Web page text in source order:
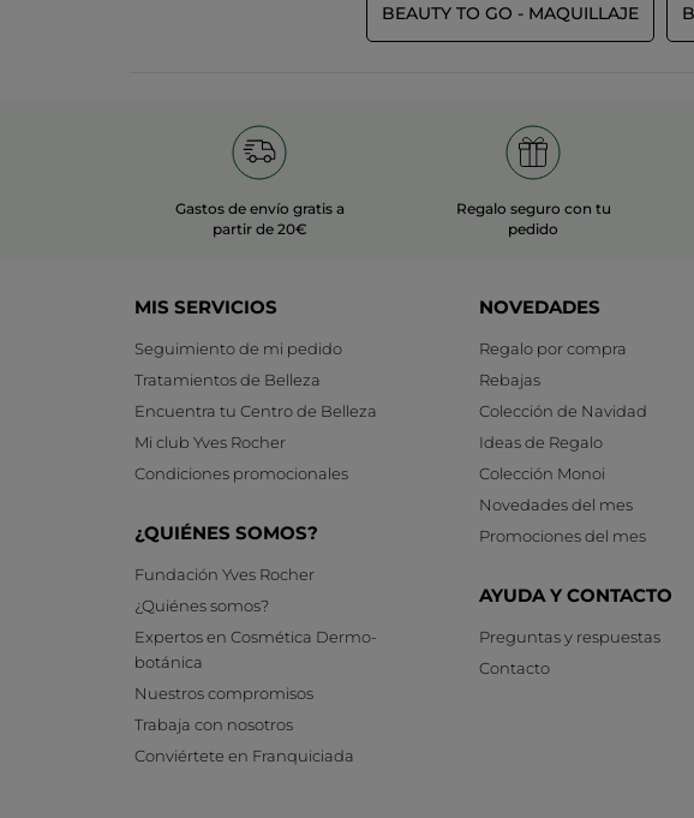
BEAUTY TO GO - MAQUILLAJE
Gastos de envío gratis a
partir de 20€
Regalo seguro con tu
pedido
MIS SERVICIOS
Seguimiento de mi pedido
Tratamientos de Belleza
Encuentra tu Centro de Belleza
Mi club Yves Rocher
Condiciones promocionales
¿QUIÉNES SOMOS?
Fundación Yves Rocher
¿Quiénes somos?
Expertos en Cosmética Dermo-
botánica
Nuestros compromisos
Trabaja con nosotros
Conviértete en Franquiciada
NOVEDADES
Regalo por compra
Rebajas
Colección de Navidad
Ideas de Regalo
Colección Monoi
Novedades del mes
Promociones del mes
AYUDA Y CONTACTO
Preguntas y respuestas
Contacto